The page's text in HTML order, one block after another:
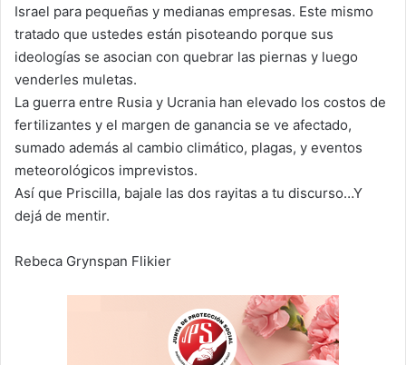
Israel para pequeñas y medianas empresas. Este mismo
tratado que ustedes están pisoteando porque sus
ideologías se asocian con quebrar las piernas y luego
venderles muletas.
La guerra entre Rusia y Ucrania han elevado los costos de
fertilizantes y el margen de ganancia se ve afectado,
sumado además al cambio climático, plagas, y eventos
meteorológicos imprevistos.
Así que Priscilla, bajale las dos rayitas a tu discurso…Y
dejá de mentir.
Rebeca Grynspan Flikier